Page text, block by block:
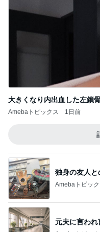
大きくなり内出血した左鎖
Amebaトピックス 1日前
独身の友人
Amebaトピック
元夫に言わ